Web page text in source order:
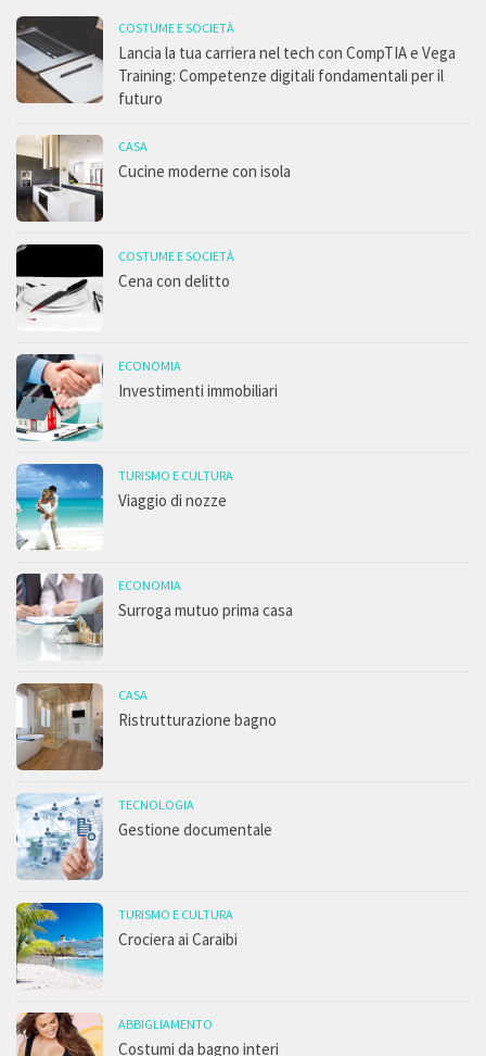
COSTUME E SOCIETÀ
Lancia la tua carriera nel tech con CompTIA e Vega
Training: Competenze digitali fondamentali per il
futuro
CASA
Cucine moderne con isola
COSTUME E SOCIETÀ
Cena con delitto
ECONOMIA
Investimenti immobiliari
TURISMO E CULTURA
Viaggio di nozze
ECONOMIA
Surroga mutuo prima casa
CASA
Ristrutturazione bagno
TECNOLOGIA
Gestione documentale
TURISMO E CULTURA
Crociera ai Caraibi
ABBIGLIAMENTO
Costumi da bagno interi